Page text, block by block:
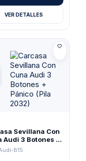
VER DETALLES
Sevillana Con
Audi 3 Botones +
(Pila 2032)
B15